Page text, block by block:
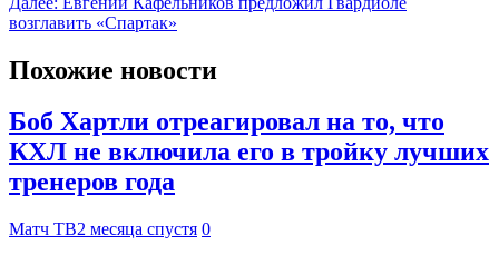
возглавить «Спартак»
Похожие новости
Боб Хартли отреагировал на то, что
КХЛ не включила его в тройку лучших
тренеров года
Матч ТВ2 месяца спустя 0